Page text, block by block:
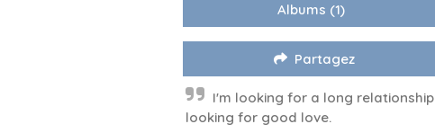
Albums (1)
Partagez
I'm looking for a long relationship
looking for good love.